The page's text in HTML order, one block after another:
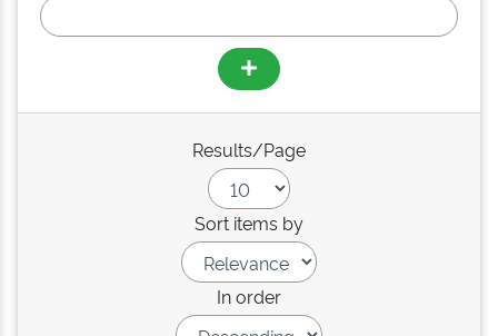
Results/Page
Sort items by
In order